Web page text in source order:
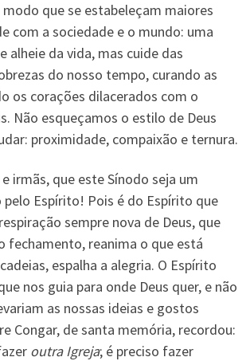
que se estabeleçam maiores
com a sociedade e o mundo: uma
alheie da vida, mas cuide das
do nosso tempo, curando as
os corações dilacerados com o
Não esqueçamos o estilo de Deus
proximidade, compaixão e ternura.
irmãs, que este Sínodo seja um
Espírito! Pois é do Espírito que
sempre nova de Deus, que
fechamento, reanima o que está
espalha a alegria. O Espírito
nos guia para onde Deus quer, e não
as nossas ideias e gostos
Congar, de santa memória, recordou:
outra Igreja; é preciso fazer